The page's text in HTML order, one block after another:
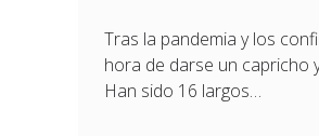
Tras la pandemia y los
hora de darse un capricho
Han sido 16 largos…